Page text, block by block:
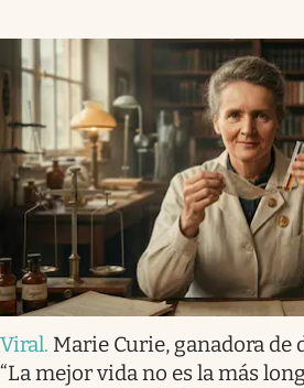
Viral. Marie Curie, ganadora de
“La mejor vida no es la más